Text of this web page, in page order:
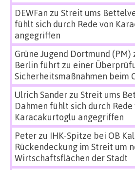
DEWFan zu Streit ums
fühlt sich durch Rede von
angegriffen
Grüne Jugend Dortmund (PM)
Berlin führt zu einer
Sicherheitsmaßnahmen beim
Ulrich Sanderzu Streit ums
Dahmen fühlt sich durch Rede
Karacakurtoglu angegriffen
Peterzu IHK-Spitze bei OB
Rückendeckung im Streit um
Wirtschaftsflächen der Stadt